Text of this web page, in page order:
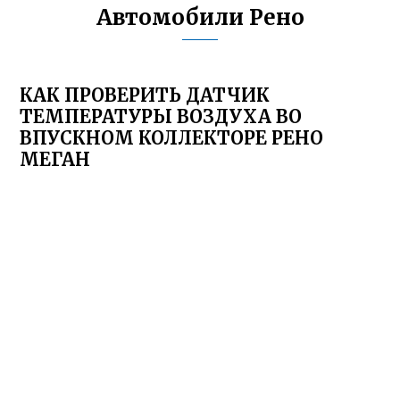
Автомобили Рено
КАК ПРОВЕРИТЬ ДАТЧИК
ТЕМПЕРАТУРЫ ВОЗДУХА ВО
ВПУСКНОМ КОЛЛЕКТОРЕ РЕНО
МЕГАН